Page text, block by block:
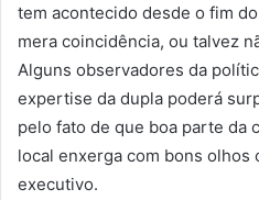
tem acontecido desde o fim
mera coincidência, ou talvez
Alguns observadores da
expertise da dupla poderá
pelo fato de que boa parte da
local enxerga com bons olhos
executivo.